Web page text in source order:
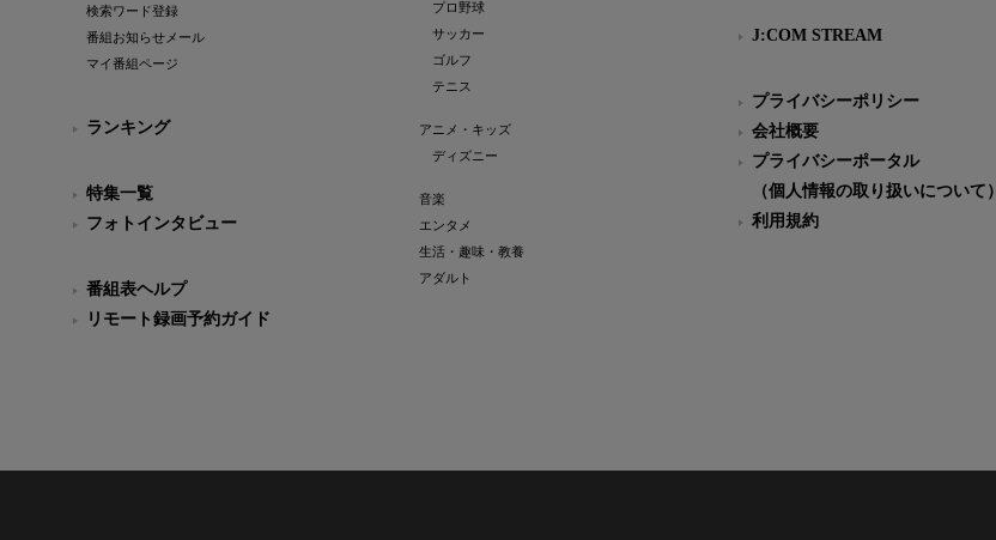
検索ワード登録
番組お知らせメール
マイ番組ページ
ランキング
特集一覧
フォトインタビュー
番組表ヘルプ
リモート録画予約ガイド
プロ野球
サッカー
ゴルフ
テニス
アニメ・キッズ
ディズニー
音楽
エンタメ
生活・趣味・教養
アダルト
J:COM STREAM
プライバシーポリシー
会社概要
プライバシーポータル
（個人情報の取り扱いについて）
利用規約